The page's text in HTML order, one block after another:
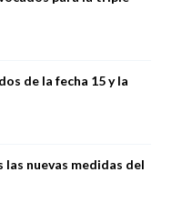
de la fecha 15 y la
nuevas medidas del